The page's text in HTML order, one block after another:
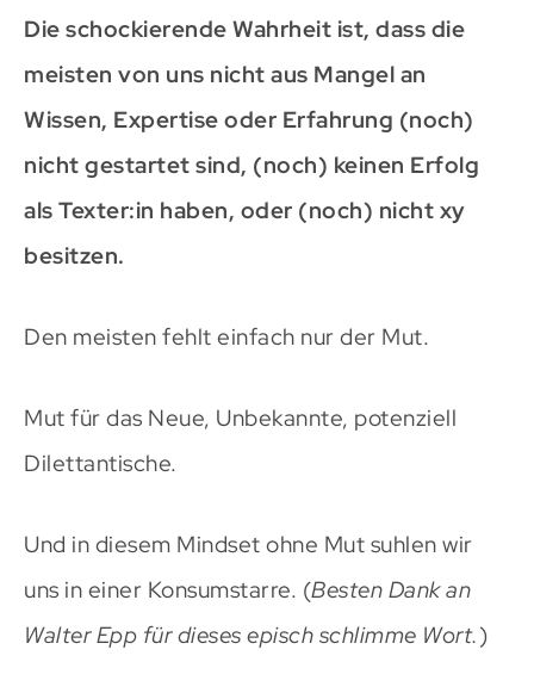
Die schockierende Wahrheit ist, dass die
meisten von uns nicht aus Mangel an
Wissen, Expertise oder Erfahrung (noch)
nicht gestartet sind, (noch) keinen Erfolg
als Texter:in haben, oder (noch) nicht xy
besitzen.
Den meisten fehlt einfach nur der Mut.
Mut für das Neue, Unbekannte, potenziell
Dilettantische.
Und in diesem Mindset ohne Mut suhlen wir
uns in einer Konsumstarre. (Besten Dank an
Walter Epp für dieses episch schlimme Wort.)